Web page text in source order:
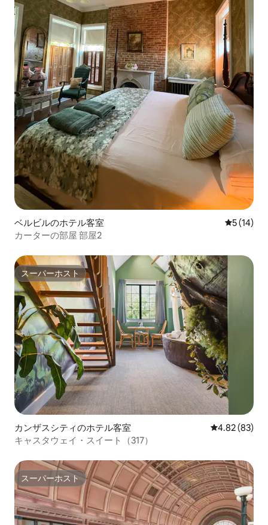
ベルビルのホテル客室 レビュー
5 (14)
カーターの部屋 部屋2
スーパーホスト
スーパーホスト
カンザスシティのホテル客室 レビュー83
4.82 (83)
キャスタウェイ・スイート（317）
スーパーホスト
スーパーホスト